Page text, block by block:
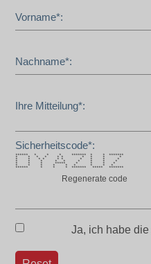
Vorname*:
Nachname*:
Ihre Mitteilung*:
Sicherheitscode*:
****** * * * ******* * * *******
* * * * * * * * * *
* * * * * * * * * *
* * * * * * * * *
* * * ***** * * * *
* * * * * * * * *
****** * * * ******* ***** *******
Regenerate code
Ja, ich habe die